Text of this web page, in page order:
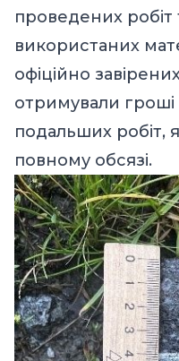
проведених робіт
використаних
офіційно
отримували
подальших робіт,
повному обсязі.